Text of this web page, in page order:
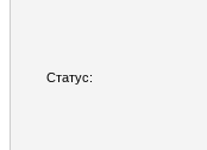
Статус: